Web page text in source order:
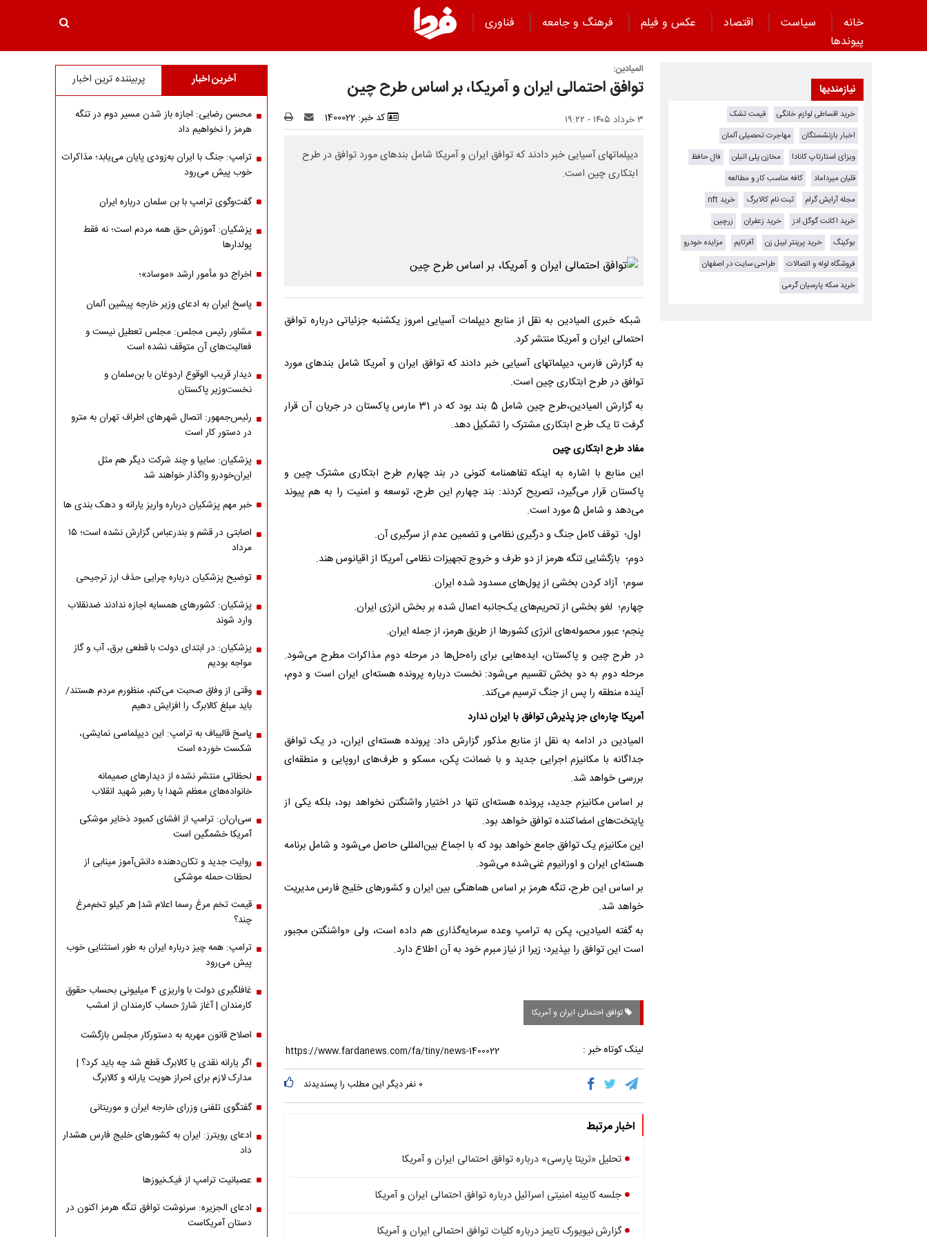
خانه سیاست اقتصاد عکس و فیلم فرهنگ و جامعه
فناوری
پیوند‌ها
المیادین:
توافق احتمالی ایران و آمریکا، بر اساس طرح چین
۳ خرداد ۱۴۰۵ - ۱۹:۲۲ کد خبر: 1400022
دیپلماتهای آسیایی خبر دادند که توافق ایران و آمریکا شامل بندهای مورد توافق در طرح
ابتکاری چین است.
شبکه خبری المیادین به نقل از منابع دیپلمات آسیایی امروز یکشنبه جزئیاتی درباره توافق
احتمالی ایران و آمریکا منتشر کرد.
به گزارش فارس، دیپلماتهای آسیایی خبر دادند که توافق ایران و آمریکا شامل بندهای مورد
توافق در طرح ابتکاری چین است.
به گزارش المیادین،طرح چین شامل 5 بند بود که در 31 مارس پاکستان در جریان آن قرار
گرفت تا یک طرح ابتکاری مشترک را تشکیل دهد.
مفاد طرح ابتکاری چین
این منابع با اشاره به اینکه تفاهمنامه کنونی در بند چهارم طرح ابتکاری مشترک چین و
پاکستان قرار می‌گیرد، تصریح کردند: بند چهارم این طرح، توسعه و امنیت را به هم پیوند
می‌دهد و شامل 5 مورد است.
اول؛ توقف کامل جنگ و درگیری نظامی و تضمین عدم از سرگیری آن.
دوم؛ بازگشایی تنگه هرمز از دو طرف و خروج تجهیزات نظامی آمریکا از اقیانوس هند.
سوم؛ آزاد کردن بخشی از پول‌های مسدود شده ایران.
چهارم؛ لغو بخشی از تحریم‌های یک‌جانبه اعمال شده بر بخش انرژی ایران.
پنجم؛ عبور محموله‌های انرژی کشورها از طریق هرمز، از جمله ایران.
در طرح چین و پاکستان، ایده‌هایی برای راه‌حل‌ها در مرحله دوم مذاکرات مطرح می‌شود.
مرحله دوم به دو بخش تقسیم می‌شود: نخست درباره پرونده هسته‌ای ایران است و دوم،
آینده منطقه را پس از جنگ ترسیم می‌کند.
آمریکا چاره‌ای جز پذیرش توافق با ایران ندارد
المیادین در ادامه به نقل از منابع مذکور گزارش داد: پرونده هسته‌ای ایران، در یک توافق
جداگانه با مکانیزم اجرایی جدید و با ضمانت پکن، مسکو و طرف‌های اروپایی و منطقه‌ای
بررسی خواهد شد.
بر اساس مکانیزم جدید، پرونده هسته‌ای تنها در اختیار واشنگتن نخواهد بود، بلکه یکی از
پایتخت‌های امضاکننده توافق خواهد بود.
این مکانیزم یک توافق جامع خواهد بود که با اجماع بین‌المللی حاصل می‌شود و شامل برنامه
هسته‌ای ایران و اورانیوم غنی‌شده می‌شود.
بر اساس این طرح، تنگه هرمز بر اساس هماهنگی بین ایران و کشورهای خلیج فارس مدیریت
خواهد شد.
به گفته المیادین، پکن به ترامپ وعده سرمایه‌گذاری هم داده است، ولی «واشنگتن مجبور
است این توافق را بپذیرد؛ زیرا از نیاز مبرم خود به آن اطلاع دارد.
توافق احتمالی ایران و آمریکا
لینک کوتاه خبر :
۰ نفر دیگر این مطلب را پسندیدند
اخبار مرتبط
تحلیل «تریتا پارسی» درباره توافق احتمالی ایران و آمریکا
جلسه کابینه امنیتی‌ اسرائیل درباره توافق احتمالی ایران و آمریکا
گزارش نیویورک تایمز درباره کلیات توافق احتمالی ایران و آمریکا
نیازمندیها
خرید اقساطی لوازم خانگی
قیمت تشک
اخبار بازنشستگان
مهاجرت تحصیلی آلمان
ویزای استارتاپ کانادا
مخازن پلی اتیلن
فال حافظ
قلیان میرداماد
کافه مناسب کار و مطالعه
مجله آرایش گرام
ثبت نام کالابرگ
خرید nft
خرید اکانت گوگل ادز
خرید زعفران
زرچین
بوکینگ
خرید پرینتر لیبل زن آفرتایم
مزایده خودرو
فروشگاه لوله و اتصالات
طراحی سایت در اصفهان
خرید سکه پارسیان گرمی
آخرین اخبار پربیننده ترین اخبار
محسن رضایی: اجازه باز شدن مسیر دوم در تنگه
هرمز را نخواهیم داد
ترامپ: جنگ با ایران به‌زودی پایان می‌یابد؛ مذاکرات
خوب پیش می‌رود
گفت‌وگوی ترامپ با بن سلمان درباره ایران
پزشکیان: آموزش حق همه مردم است؛ نه فقط
پولدارها
اخراج دو مأمور ارشد «موساد»؛
پاسخ ایران به ادعای وزیر خارجه پیشین آلمان
مشاور رئیس مجلس: مجلس تعطیل نیست و
فعالیت‌های آن متوقف نشده است
دیدار قریب الوقوع اردوغان با بن‌سلمان و
نخست‌وزیر پاکستان
رئیس‌جمهور: اتصال شهرهای اطراف تهران به مترو
در دستور کار است
پزشکیان: سایپا و چند شرکت دیگر هم مثل
ایران‌خودرو واگذار خواهند شد
خبر مهم پزشکیان درباره واریز یارانه و دهک بندی ها
اصابتی در قشم و بندرعباس گزارش نشده است؛ ۱۵
مرداد
توضیح پزشکیان درباره چرایی حذف ارز ترجیحی
پزشکیان: کشورهای همسایه اجازه ندادند ضدنقلاب
وارد شوند
پزشکیان: در ابتدای دولت با قطعی برق، آب و گاز
مواجه بودیم
وقتی از وفاق صحبت می‌کنم، منظورم مردم هستند/
باید مبلغ کالابرگ را افزایش دهیم
پاسخ قالیباف به ترامپ: این دیپلماسی نمایشی،
شکست خورده است
لحظاتی منتشر نشده از دیدارهای صمیمانه
خانواده‌های معظم شهدا با رهبر شهید انقلاب
سی‌ان‌ان: ترامپ از افشای کمبود ذخایر موشکی
آمریکا خشمگین است
روایت جدید و تکان‌دهنده دانش‌آموز مینابی از
لحظات حمله موشکی
قیمت تخم مرغ رسما اعلام شد| هر کیلو تخم‌مرغ
چند؟
ترامپ: همه چیز درباره ایران به طور استثنایی خوب
پیش می‌رود
غافلگیری دولت با واریزی 4 میلیونی بحساب حقوق
کارمندان | آغاز شارژ حساب کارمندان از امشب
اصلاح قانون مهریه به دستورکار مجلس بازگشت
اگر یارانه نقدی یا کالابرگ قطع شد چه باید کرد؟ |
مدارک لازم برای احراز هویت یارانه و کالابرگ
گفتگوی تلفنی وزرای خارجه ایران و موریتانی
ادعای رویترز: ایران به کشورهای خلیج فارس هشدار
داد
عصبانیت ترامپ از فیک‌نیوزها
ادعای الجزیره: سرنوشت توافق تنگه هرمز اکنون در
دستان آمریکاست